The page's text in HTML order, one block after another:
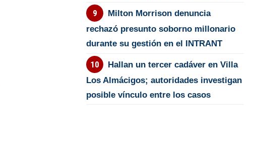
Milton Morrison denuncia
rechazó presunto soborno millonario
durante su gestión en el INTRANT
Hallan un tercer cadáver en Villa
Los Almácigos; autoridades investigan
posible vínculo entre los casos